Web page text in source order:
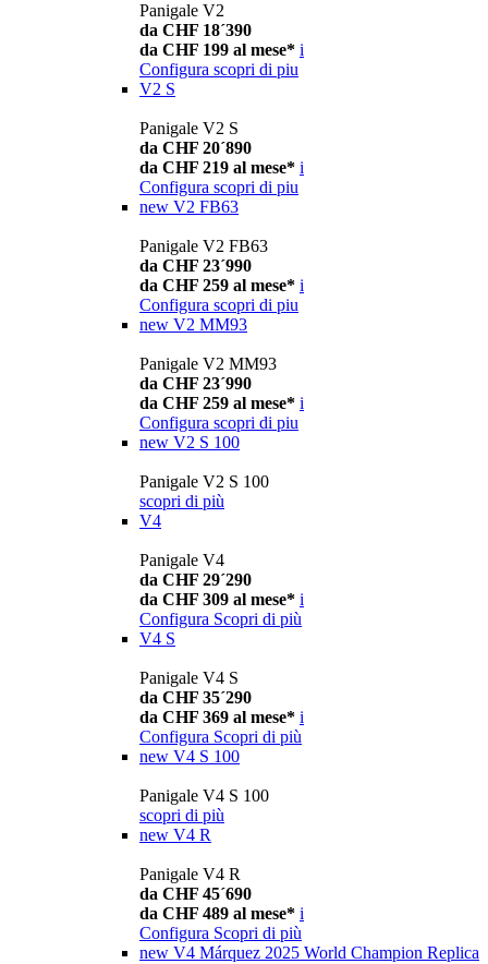
Panigale V2
da CHF 18´390
da CHF 199 al mese* i
Configura scopri di piu
V2 S
Panigale V2 S
da CHF 20´890
da CHF 219 al mese* i
Configura scopri di piu
new V2 FB63
Panigale V2 FB63
da CHF 23´990
da CHF 259 al mese* i
Configura scopri di piu
new V2 MM93
Panigale V2 MM93
da CHF 23´990
da CHF 259 al mese* i
Configura scopri di piu
new V2 S 100
Panigale V2 S 100
scopri di più
V4
Panigale V4
da CHF 29´290
da CHF 309 al mese* i
Configura Scopri di più
V4 S
Panigale V4 S
da CHF 35´290
da CHF 369 al mese* i
Configura Scopri di più
new V4 S 100
Panigale V4 S 100
scopri di più
new V4 R
Panigale V4 R
da CHF 45´690
da CHF 489 al mese* i
Configura Scopri di più
new V4 Márquez 2025 World Champion Replica